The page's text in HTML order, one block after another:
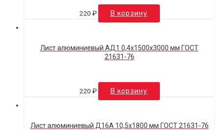
220 ₽ В корзину
Лист алюминиевый АД1 0,4х1500х3000 мм ГОСТ
21631-76
220 ₽ В корзину
Лист алюминиевый Д16А 10,5х1800 мм ГОСТ 21631-76